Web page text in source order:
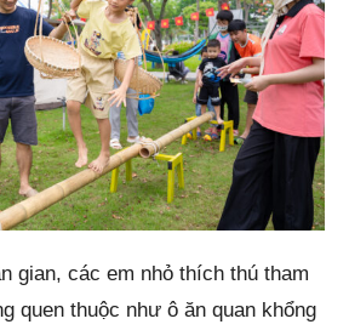
gian, các em nhỏ thích thú tham
quen thuộc như ô ăn quan khổng